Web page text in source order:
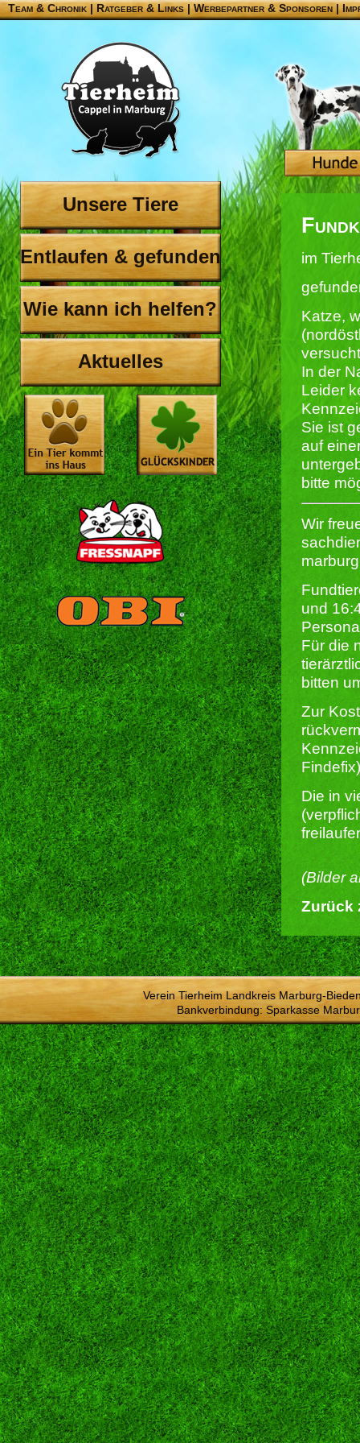
Team & Chronik |Ratgeber & Links|Werbepartner & Sponsoren|
Unsere Tiere
Entlaufen & gefunden
Wie kann ich helfen?
Aktuelles
im
Katze,
In der
Leider
Sie ist
auf
bitte
Wir
und
Für die
bitten
Zur
Die in
(Bilder
Zurück
Verein Tierheim Landkreis Marburg-
Bankverbindung: Sparkasse